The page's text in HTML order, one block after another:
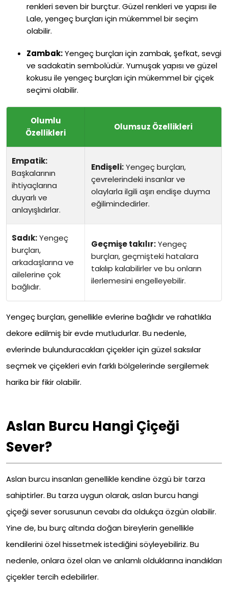
renkleri seven bir burçtur. Güzel renkleri ve yapısı ile
Lale, yengeç burçları için mükemmel bir seçim
olabilir.
Zambak:Yengeç burçları için zambak, şefkat, sevgi
ve sadakatin sembolüdür. Yumuşak yapısı ve güzel
kokusu ile yengeç burçları için mükemmel bir çiçek
seçimi olabilir.
Olumlu
Özellikleri
Olumsuz Özellikleri
Empatik:
Başkalarının
ihtiyaçlarına
duyarlı ve
anlayışlıdırlar.
Endişeli:Yengeç burçları,
çevrelerindeki insanlar ve
olaylarla ilgili aşırı endişe duyma
eğilimindedirler.
Sadık:Yengeç
burçları,
arkadaşlarına ve
ailelerine çok
bağlıdır.
Geçmişe takılır:Yengeç
burçları, geçmişteki hatalara
takılıp kalabilirler ve bu onların
ilerlemesini engelleyebilir.
Yengeç burçları, genellikle evlerine bağlıdır ve rahatlıkla
dekore edilmiş bir evde mutludurlar. Bu nedenle,
evlerinde bulunduracakları çiçekler için güzel saksılar
seçmek ve çiçekleri evin farklı bölgelerinde sergilemek
harika bir fikir olabilir.
Aslan Burcu Hangi Çiçeği
Sever?
Aslan burcu insanları genellikle kendine özgü bir tarza
sahiptirler. Bu tarza uygun olarak, aslan burcu hangi
çiçeği sever sorusunun cevabı da oldukça özgün olabilir.
Yine de, bu burç altında doğan bireylerin genellikle
kendilerini özel hissetmek istediğini söyleyebiliriz. Bu
nedenle, onlara özel olan ve anlamlı olduklarına inandıkları
çiçekler tercih edebilirler.